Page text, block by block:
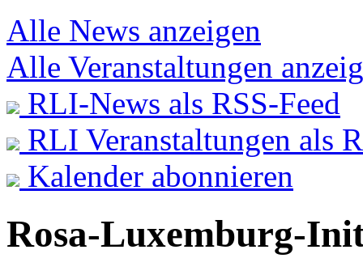
Alle News anzeigen
Alle Veranstaltungen
RLI-News als RSS-Feed
RLI Veranstaltungen als
Kalender abonnieren
Rosa-Luxemburg-